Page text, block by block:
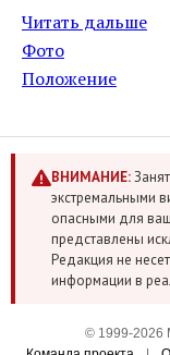
Читать дальше
Фото
Положение
ВНИМАНИЕ:
экстремальными
опасными для
представлены
Редакция не
информации в
© 1999-2026